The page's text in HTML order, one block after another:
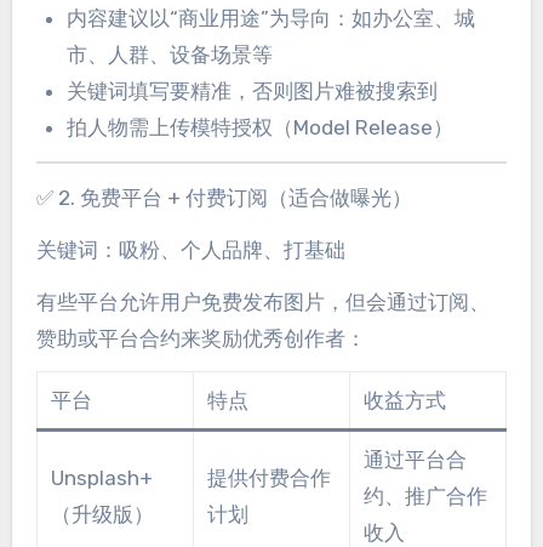
内容建议以“商业用途”为导向：如办公室、城
市、人群、设备场景等
关键词填写要精准，否则图片难被搜索到
拍人物需上传模特授权（Model Release）
✅ 2. 免费平台 + 付费订阅（适合做曝光）
关键词：吸粉、个人品牌、打基础
有些平台允许用户免费发布图片，但会通过订阅、
赞助或平台合约来奖励优秀创作者：
平台 特点 收益方式
Unsplash+
（升级版）
提供付费合作
计划
通过平台合
约、推广合作
收入